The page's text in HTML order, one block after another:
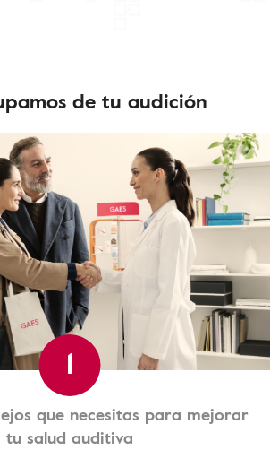
de tu audición
1
que necesitas para mejorar
tu salud auditiva